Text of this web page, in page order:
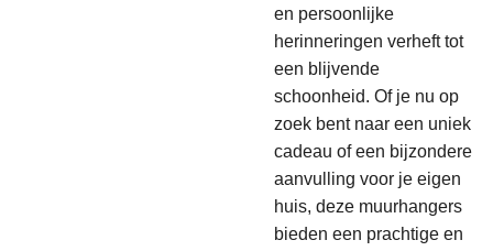
en persoonlijke
herinneringen verheft tot
een blijvende
schoonheid. Of je nu op
zoek bent naar een uniek
cadeau of een bijzondere
aanvulling voor je eigen
huis, deze muurhangers
bieden een prachtige en